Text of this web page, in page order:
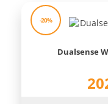
-20%
Dualsense